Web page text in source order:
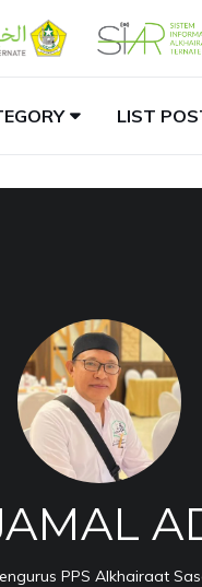
LIST
PPS Alkhairaat